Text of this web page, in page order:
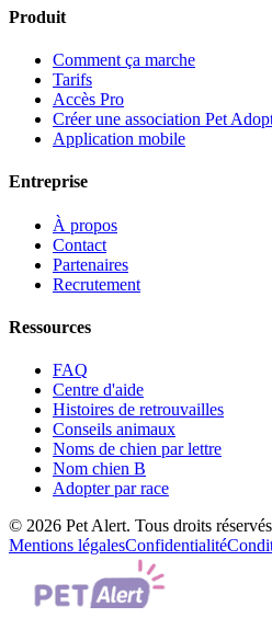
Produit
Comment ça marche
Tarifs
Accès Pro
Créer une association Pet
Application mobile
Entreprise
À propos
Contact
Partenaires
Recrutement
Ressources
FAQ
Centre d'aide
Histoires de retrouvailles
Conseils animaux
Noms de chien par lettre
Nom chien B
Adopter par race
© 2026 Pet Alert. Tous droits
Mentions légalesConfidentialité